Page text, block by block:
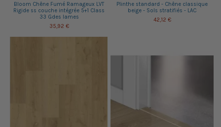
Bloom Chêne Fumé Ramageux LVT
Rigide ss couche intégrée 5+1 Class
33 Gdes lames
35,92 €
Plinthe standard - Chêne classique
beige - Sols stratifiés - LAC
42,12 €